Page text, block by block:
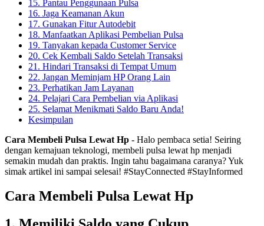
15. Pantau Penggunaan Pulsa
16. Jaga Keamanan Akun
17. Gunakan Fitur Autodebit
18. Manfaatkan Aplikasi Pembelian Pulsa
19. Tanyakan kepada Customer Service
20. Cek Kembali Saldo Setelah Transaksi
21. Hindari Transaksi di Tempat Umum
22. Jangan Meminjam HP Orang Lain
23. Perhatikan Jam Layanan
24. Pelajari Cara Pembelian via Aplikasi
25. Selamat Menikmati Saldo Baru Anda!
Kesimpulan
Cara Membeli Pulsa Lewat Hp - Halo pembaca setia! Seiring
dengan kemajuan teknologi, membeli pulsa lewat hp menjadi
semakin mudah dan praktis. Ingin tahu bagaimana caranya? Yuk
simak artikel ini sampai selesai! #StayConnected #StayInformed
Cara Membeli Pulsa Lewat Hp